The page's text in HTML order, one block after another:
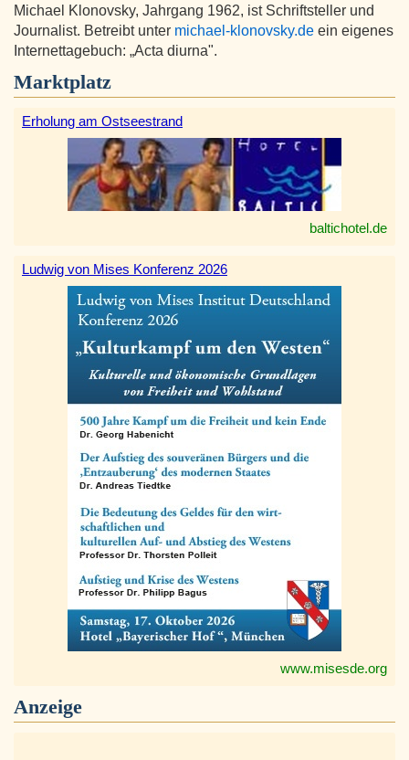
Michael Klonovsky, Jahrgang 1962, ist Schriftsteller und
Journalist. Betreibt unter michael-klonovsky.de ein eigenes
Internettagebuch: „Acta diurna".
Marktplatz
Erholung am Ostseestrand
baltichotel.de
Ludwig von Mises Konferenz 2026
www.misesde.org
Anzeige